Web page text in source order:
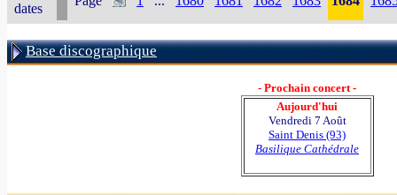
dates
Base discographique
- Prochain concert -
Aujourd'hui
Vendredi 7 Août
Saint Denis (93)
Basilique Cathédrale